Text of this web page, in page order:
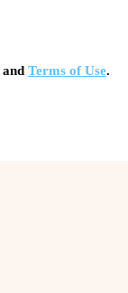
and Terms of Use.